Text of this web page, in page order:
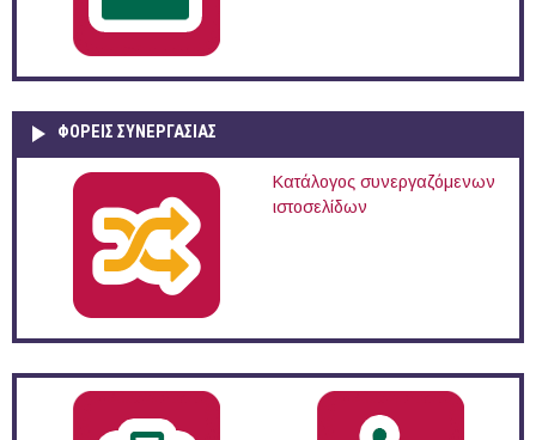
ΦΟΡΕΙΣ ΣΥΝΕΡΓΑΣΙΑΣ
Κατάλογος συνεργαζόμενων
ιστοσελίδων